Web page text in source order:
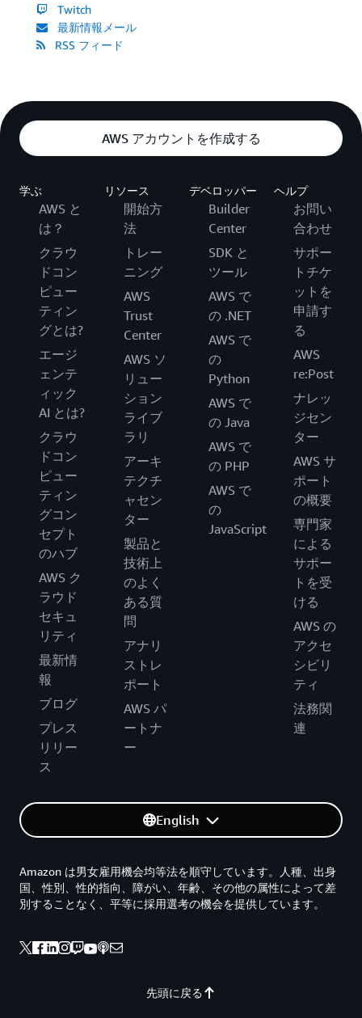
Twitch
最新情報メール
RSS フィード
AWS アカウントを作成する
学ぶ
AWS と
は？
クラウ
ドコン
ピュー
ティン
グとは?
エージ
ェンテ
ィック
AI とは?
クラウ
ドコン
ピュー
ティン
グコン
セプト
のハブ
AWS ク
ラウド
セキュ
リティ
最新情
報
ブログ
プレス
リリー
ス
リソース
開始方
法
トレー
ニング
AWS
Trust
Center
AWS ソ
リュー
ション
ライブ
ラリ
アーキ
テクチ
ャセン
ター
製品と
技術上
のよく
ある質
問
アナリ
ストレ
ポート
AWS パ
ートナ
ー
デベロッパー
Builder
Center
SDK と
ツール
AWS で
の .NET
AWS で
の
Python
AWS で
の Java
AWS で
の PHP
AWS で
の
JavaScript
ヘルプ
お問い
合わせ
サポー
トチケ
ットを
申請す
る
AWS
re:Post
ナレッ
ジセン
ター
AWS サ
ポート
の概要
専門家
による
サポー
トを受
ける
AWS の
アクセ
シビリ
ティ
法務関
連
English
先頭に戻る
Amazon は男女雇用機会均等法を順守しています。人種、出身
国、性別、性的指向、障がい、年齢、その他の属性によって差
別することなく、平等に採用選考の機会を提供しています。